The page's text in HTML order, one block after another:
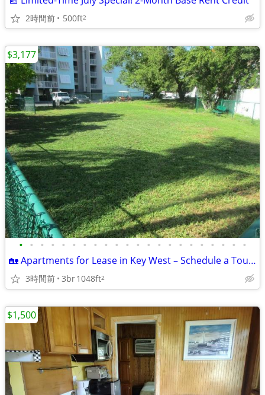
2時間前 500ft2
• • • • • • • • • • • • • • • • • • • • • •
🏡 Apartments for Lease in Key West – Schedule a Tour Today!
3時間前 3br1048ft2
$3,177
$1,500